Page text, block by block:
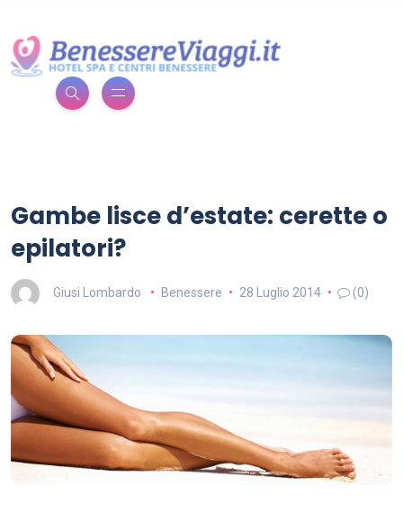
Gambe lisce d’estate: cerette o
epilatori?
Giusi Lombardo Benessere 28 Luglio 2014 (0)